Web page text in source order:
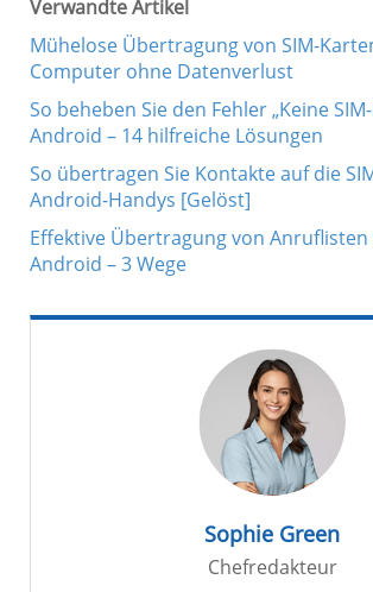
Verwandte Artikel
Mühelose Übertragung von SIM-
Computer ohne Datenverlust
So beheben Sie den Fehler „Keine
Android – 14 hilfreiche Lösungen
So übertragen Sie Kontakte auf die
Android-Handys [Gelöst]
Effektive Übertragung von
Android – 3 Wege
Sophie Green
Chefredakteur